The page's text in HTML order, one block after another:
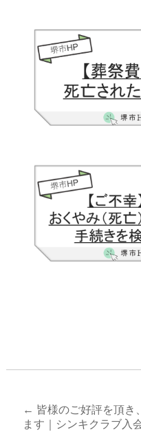
← 皆様のご好評を頂き
ます｜シンキクラブ入